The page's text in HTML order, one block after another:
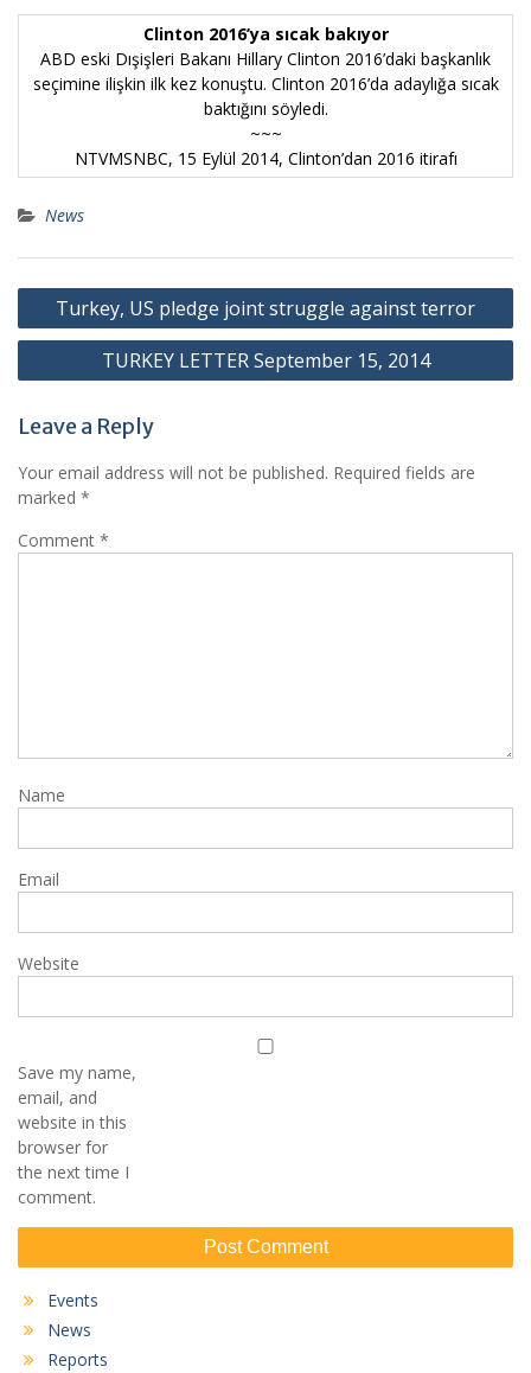
Clinton 2016’ya sıcak bakıyor
ABD eski Dışişleri Bakanı Hillary Clinton 2016’daki başkanlık
seçimine ilişkin ilk kez konuştu. Clinton 2016’da adaylığa sıcak
baktığını söyledi.
~~~
NTVMSNBC, 15 Eylül 2014, Clinton’dan 2016 itirafı
News
Post
navigation
Turkey, US pledge joint struggle against terror
TURKEY LETTER September 15, 2014
Leave a Reply
Your email address will not be published. Required fields are
marked *
Comment *
Name
Email
Website
Save my name,
email, and
website in this
browser for
the next time I
comment.
Events
News
Reports